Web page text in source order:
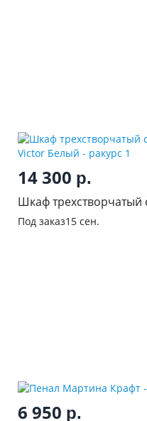
14 300 р.
Шкаф
Victor Белый
Под заказ15 сен.
6 950 р.